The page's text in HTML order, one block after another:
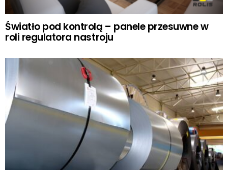
Światło pod kontrolą – panele przesuwne w
roli regulatora nastroju